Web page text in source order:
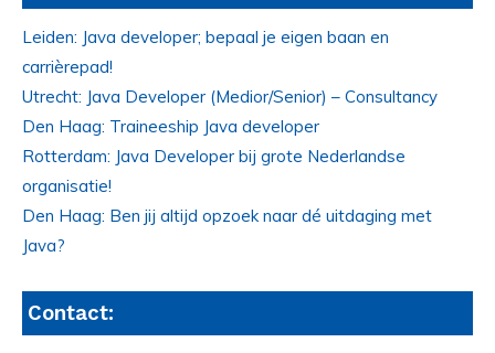
Leiden: Java developer; bepaal je eigen baan en
carrièrepad!
Utrecht: Java Developer (Medior/Senior) – Consultancy
Den Haag: Traineeship Java developer
Rotterdam: Java Developer bij grote Nederlandse
organisatie!
Den Haag: Ben jij altijd opzoek naar dé uitdaging met
Java?
Contact: